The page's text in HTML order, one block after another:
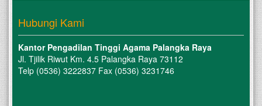
Hubungi Kami
Kantor Pengadilan Tinggi Agama Palangka Raya
Jl. Tjilik Riwut Km. 4.5 Palangka Raya 73112
Telp (0536) 3222837 Fax (0536) 3231746